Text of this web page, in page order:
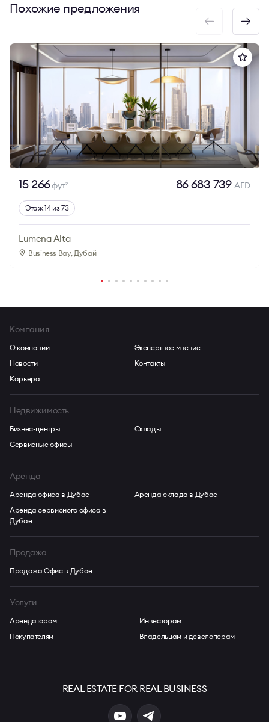
Похожие предложения
15 266фут2 86 683 739AED
Этаж 14 из 73
Lumena Alta
Business Bay, Дубай
Компания
О компании
Новости
Карьера
Экспертное мнение
Контакты
Недвижимость
Бизнес-центры
Сервисные офисы
Склады
Аренда
Аренда офиса в Дубае
Аренда сервисного офиса в
Дубае
Аренда склада в Дубае
Продажа
Продажа Офис в Дубае
Услуги
Арендаторам
Покупателям
Инвесторам
Владельцам и девелоперам
REAL ESTATE FOR REAL BUSINESS